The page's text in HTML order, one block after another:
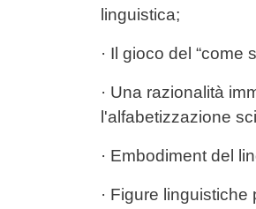
linguistica;
· Il gioco del “come
· Una razionalità
l'alfabetizzazione
· Embodiment del
· Figure